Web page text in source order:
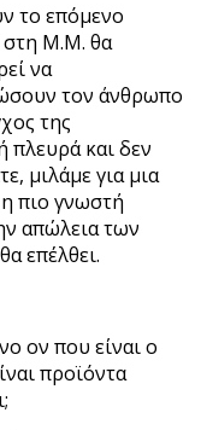
το επόμενο
στη Μ.Μ. θα
να
τον άνθρωπο
της
πλευρά και δεν
μιλάμε για μια
πιο γνωστή
απώλεια των
επέλθει.
ον που είναι ο
προϊόντα